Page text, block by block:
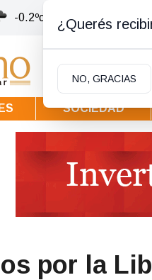
-0.2ºc | Villa la Angostura
SOCIEDAD
por la
¿Querés
NO, GRACIAS